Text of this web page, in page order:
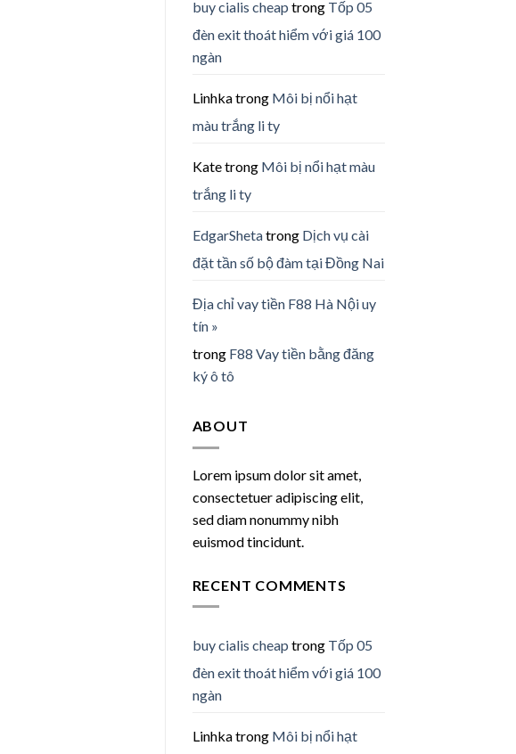
buy cialis cheap trong Tốp 05
đèn exit thoát hiểm với giá 100
ngàn
Linhkatrong Môi bị nổi hạt
màu trắng li ty
Katetrong Môi bị nổi hạt màu
trắng li ty
EdgarShetatrong Dịch vụ cài
đặt tần số bộ đàm tại Đồng Nai
Địa chỉ vay tiền F88 Hà Nội uy
tín »
trong F88 Vay tiền bằng đăng
ký ô tô
ABOUT
Lorem ipsum dolor sit amet,
consectetuer adipiscing elit,
sed diam nonummy nibh
euismod tincidunt.
RECENT COMMENTS
buy cialis cheap trong Tốp 05
đèn exit thoát hiểm với giá 100
ngàn
Linhkatrong Môi bị nổi hạt